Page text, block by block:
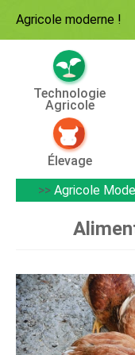
Agricole moderne !
Technologie
Agricole
Élevage
>> Agricole